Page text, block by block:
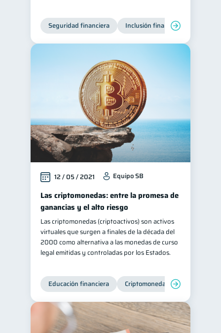
Seguridad financiera Inclusión financiera
12 / 05 / 2021 Equipo SB
Las criptomonedas: entre la promesa de
ganancias y el alto riesgo
Las criptomonedas (criptoactivos) son activos
virtuales que surgen a finales de la década del
2000 como alternativa a las monedas de curso
legal emitidas y controladas por los Estados.
Educación financiera Criptomonedas